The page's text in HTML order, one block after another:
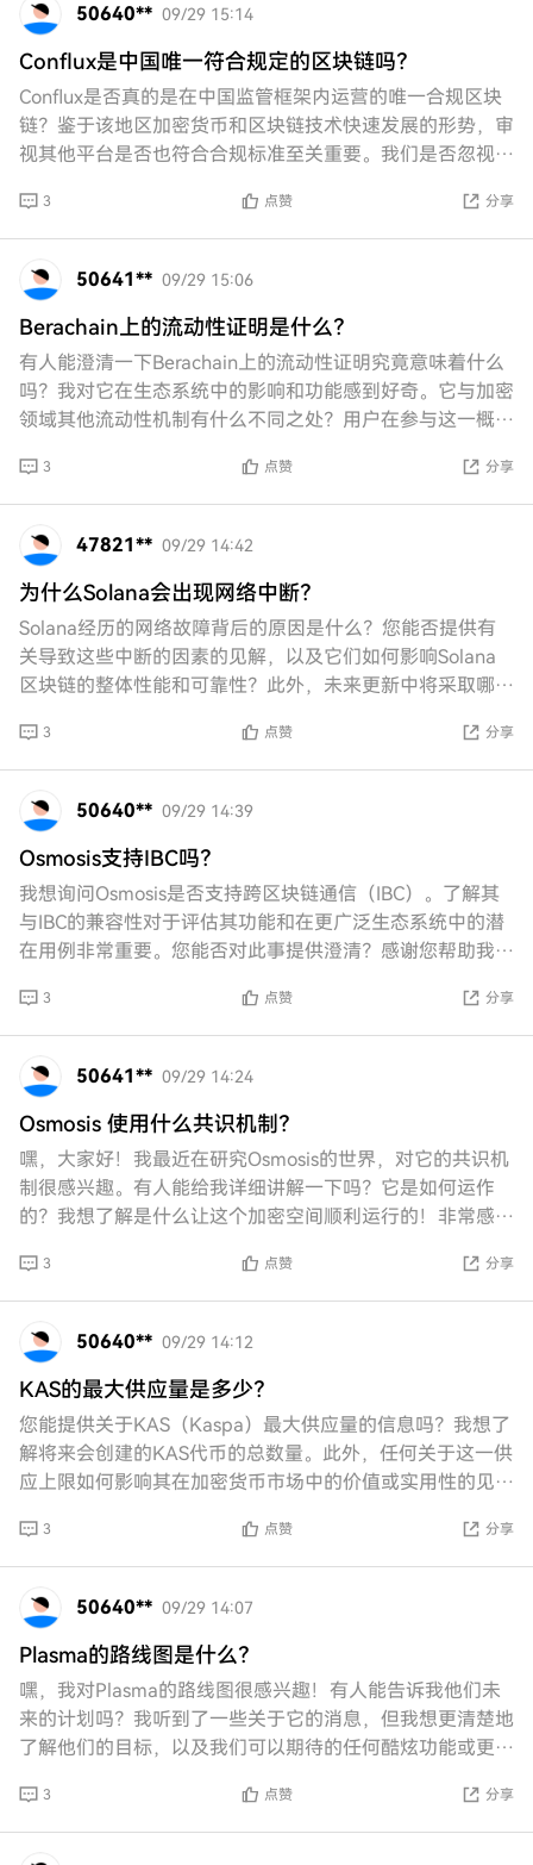
50640** 09/29 15:14
Conflux是中国唯一符合规定的区块链吗？
Conflux是否真的是在中国监管框架内运营的唯一合规区块
链？鉴于该地区加密货币和区块链技术快速发展的形势，审
视其他平台是否也符合合规标准至关重要。我们是否忽视了
3 点赞 分享
50641** 09/29 15:06
Berachain上的流动性证明是什么？
有人能澄清一下Berachain上的流动性证明究竟意味着什么
吗？我对它在生态系统中的影响和功能感到好奇。它与加密
领域其他流动性机制有什么不同之处？用户在参与这一概念
3 点赞 分享
47821** 09/29 14:42
为什么Solana会出现网络中断？
Solana经历的网络故障背后的原因是什么？您能否提供有
关导致这些中断的因素的见解，以及它们如何影响Solana
区块链的整体性能和可靠性？此外，未来更新中将采取哪些
3 点赞 分享
50640** 09/29 14:39
Osmosis支持IBC吗？
我想询问Osmosis是否支持跨区块链通信（IBC）。了解其
与IBC的兼容性对于评估其功能和在更广泛生态系统中的潜
在用例非常重要。您能否对此事提供澄清？感谢您帮助我解
3 点赞 分享
50641** 09/29 14:24
Osmosis 使用什么共识机制？
嘿，大家好！我最近在研究Osmosis的世界，对它的共识机
制很感兴趣。有人能给我详细讲解一下吗？它是如何运作
的？我想了解是什么让这个加密空间顺利运行的！非常感
3 点赞 分享
50640** 09/29 14:12
KAS的最大供应量是多少？
您能提供关于KAS（Kaspa）最大供应量的信息吗？我想了
解将来会创建的KAS代币的总数量。此外，任何关于这一供
应上限如何影响其在加密货币市场中的价值或实用性的见解
3 点赞 分享
50640** 09/29 14:07
Plasma的路线图是什么？
嘿，我对Plasma的路线图很感兴趣！有人能告诉我他们未
来的计划吗？我听到了一些关于它的消息，但我想更清楚地
了解他们的目标，以及我们可以期待的任何酷炫功能或更
3 点赞 分享